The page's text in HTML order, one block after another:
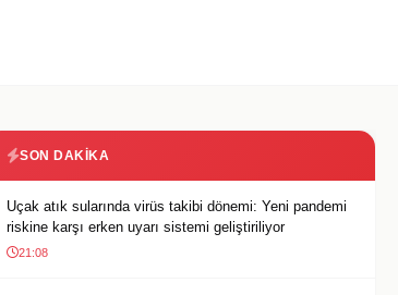
SON DAKIKA
Uçak atık sularında virüs takibi dönemi: Yeni pandemi
riskine karşı erken uyarı sistemi geliştiriliyor
21:08